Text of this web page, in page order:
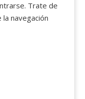
Trate de
navegación